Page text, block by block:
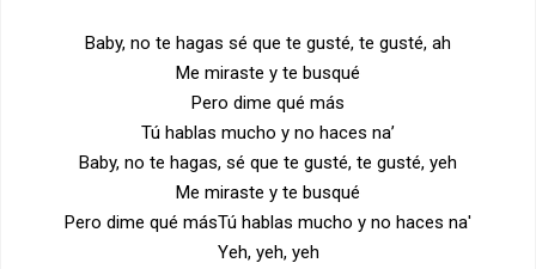
Baby, no te hagas sé que te gusté, te gusté, ah
Me miraste y te busqué
Pero dime qué más
Tú hablas mucho y no haces na’
Baby, no te hagas, sé que te gusté, te gusté, yeh
Me miraste y te busqué
Pero dime qué másTú hablas mucho y no haces na'
Yeh, yeh, yeh